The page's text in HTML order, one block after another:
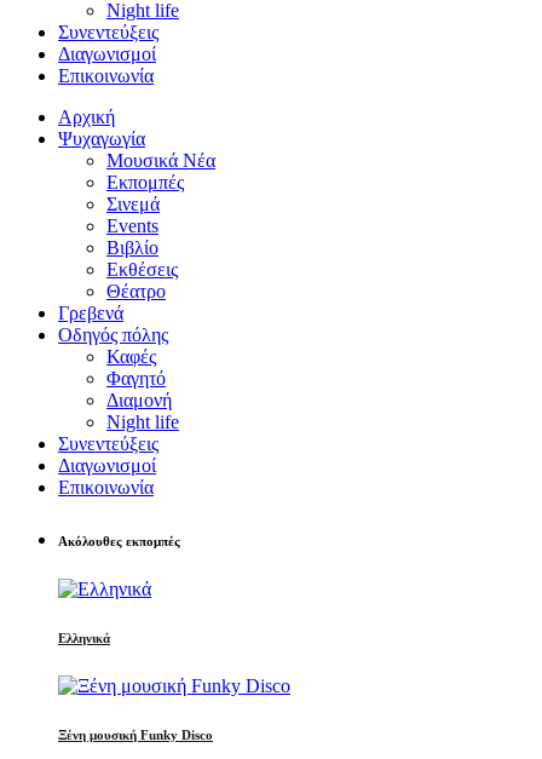
Night life
Συνεντεύξεις
Διαγωνισμοί
Επικοινωνία
Αρχική
Ψυχαγωγία
Μουσικά Νέα
Εκπομπές
Σινεμά
Events
Βιβλίο
Εκθέσεις
Θέατρο
Γρεβενά
Οδηγός πόλης
Καφές
Φαγητό
Διαμονή
Night life
Συνεντεύξεις
Διαγωνισμοί
Επικοινωνία
Ακόλουθες εκπομπές
Ελληνικά
Ξένη μουσική Funky Disco